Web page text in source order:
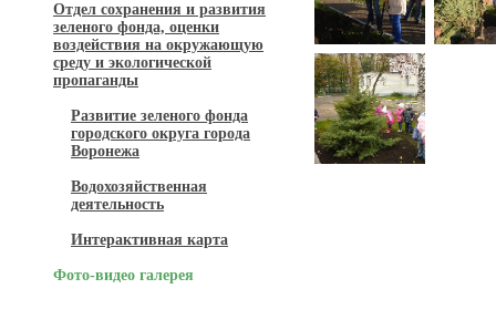
Отдел сохранения и развития
зеленого фонда, оценки
воздействия на окружающую
среду и экологической
пропаганды
Развитие зеленого фонда
городского округа города
Воронежа
Водохозяйственная
деятельность
Интерактивная карта
Фото-видео галерея